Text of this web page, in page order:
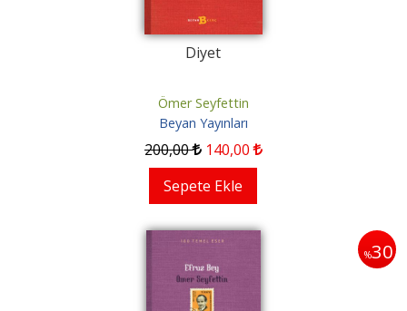
Diyet
Ömer Seyfettin
Beyan Yayınları
200,00 140,00
Sepete Ekle
%30